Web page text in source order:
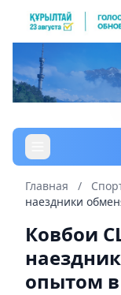
Главная /
наездники
Ковбои
опытом